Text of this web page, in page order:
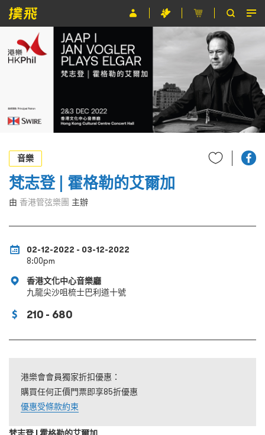
節目
條款及細則
EN
音樂
梵志登 | 霍格勒的艾爾加
由 香港管弦樂團 主辦
02-12-2022 - 03-12-2022
8:00pm
香港文化中心音樂廳
九龍尖沙咀梳士巴利道十號
210 - 680
港樂會會員獨家折扣優惠：
購買任何正價門票即享85折優惠
優惠受條款約束